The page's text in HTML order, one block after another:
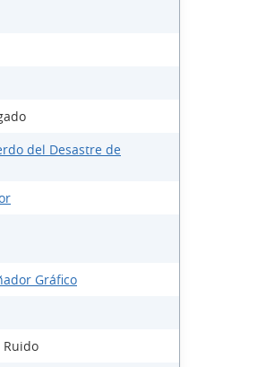
del Desastre de
Gráfico